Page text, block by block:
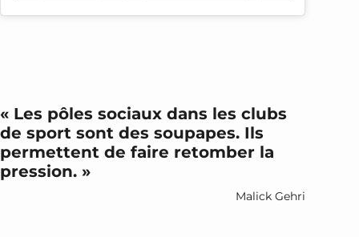
« Les pôles sociaux dans les clubs
de sport sont des soupapes. Ils
permettent de faire retomber la
pression. »
Malick Gehri